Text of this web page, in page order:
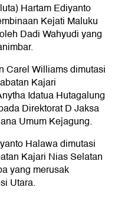
Hartam Ediyanto
Kejati Maluku
Dadi Wahyudi yang
Carel Williams dimutasi
Kajari
Idatua Hutagalung
Direktorat D Jaksa
Umum Kejagung.
Halawa dimutasi
Kajari Nias Selatan
yang merusak
Utara.